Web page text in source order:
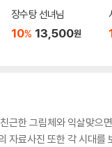
장수탕 선녀님
10% 13,500원
근한 그림체와 익살맞으
자료사진 또한 각 시대를